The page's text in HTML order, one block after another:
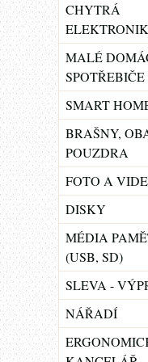
CHYTRÁ
MALÉ
SPOTŘEBIČE
SMART
BRAŠNY,
POUZDRA
FOTO A
DISKY
MÉDIA
(USB, SD)
SLEVA -
NÁŘADÍ